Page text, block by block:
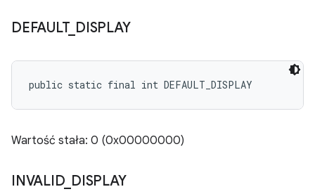
DEFAULT_ DISPLAY
public static final int DEFAULT_DISPLAY
Wartość stała: 0 (0x00000000)
INVALID_ DISPLAY